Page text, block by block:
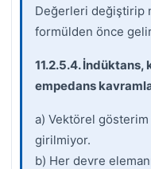
Değerleri değiştirip
formülden önce
11.2.5.4.
empedans
a) Vektörel
girilmiyor.
b) Her devre